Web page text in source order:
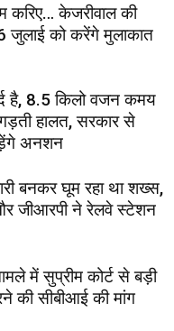
केजरीवाल की
जुलाई को करेंगे मुलाकात
है, 8.5 किलो वजन कमय
हालत, सरकार से
अनशन
बनकर घूम रहा था शख्स,
जीआरपी ने रेलवे स्टेशन
में सुप्रीम कोर्ट से बड़ी
की सीबीआई की मांग